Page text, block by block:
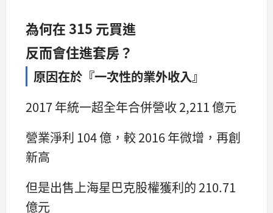
為何在 315 元買進
反而會住進套房？
原因在於『一次性的業外收入』
2017 年統一超全年合併營收 2,211 億元
營業淨利 104 億，較 2016 年微增，再創
新高
但是出售上海星巴克股權獲利的 210.71
億元